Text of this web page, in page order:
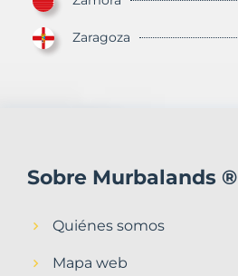
Zaragoza
Sobre Murbalands ®
Quiénes somos
Mapa web